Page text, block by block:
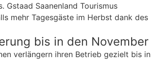
Gstaad Saanenland Tourismus
mehr Tagesgäste im Herbst dank des
bis in den November
verlängern ihren Betrieb gezielt bis in